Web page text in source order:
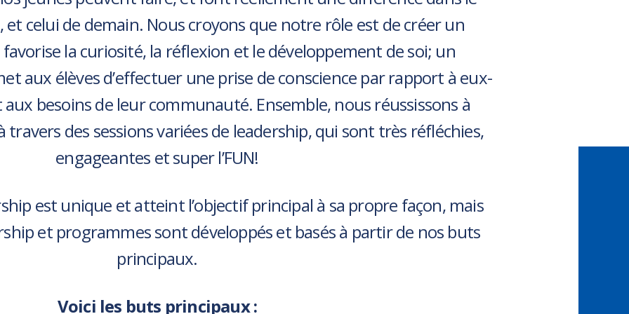
et celui de demain. Nous croyons que notre rôle est de créer un
la curiosité, la réflexion et le développement de soi; un
aux élèves d’effectuer une prise de conscience par rapport à eux-
besoins de leur communauté. Ensemble, nous réussissons à
des sessions variées de leadership, qui sont très réfléchies,
engageantes et super l’FUN!
est unique et atteint l’objectif principal à sa propre façon, mais
et programmes sont développés et basés à partir de nos buts
principaux.
Voici les buts principaux :